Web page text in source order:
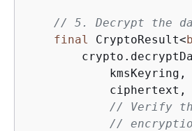
// 5. Decrypt the
final
CryptoResult<
            kmsKeyring,
            ciphertext,
// Verify
//